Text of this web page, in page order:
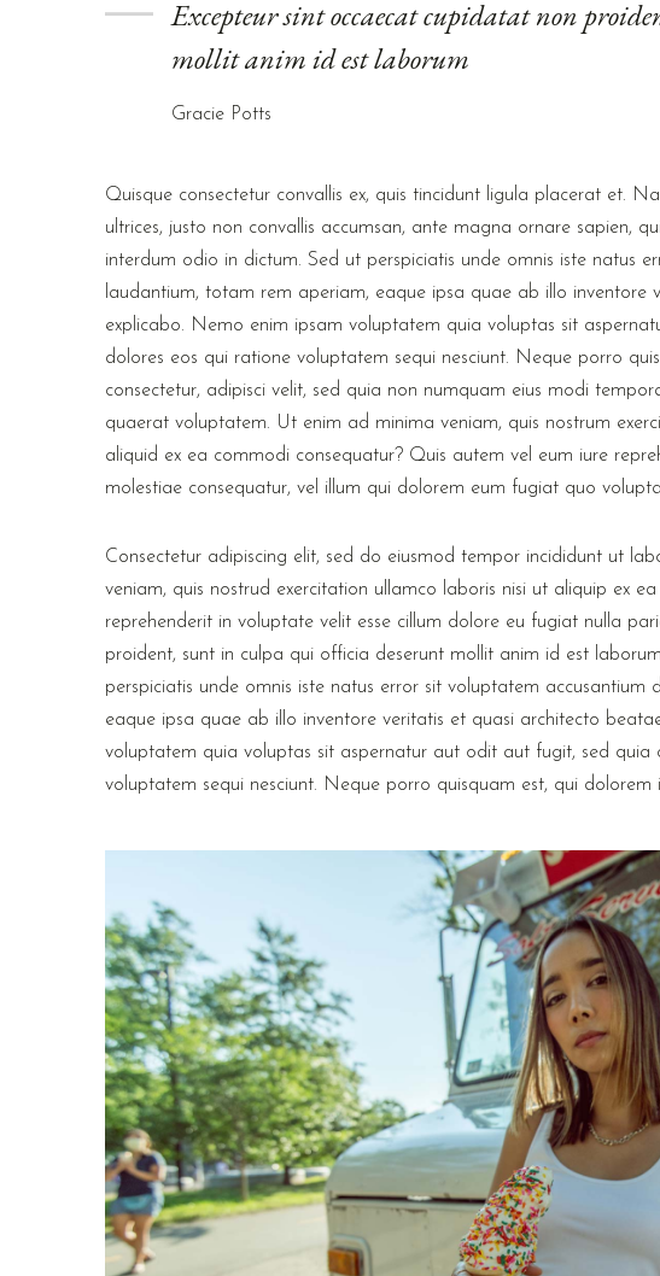
Excepteur sint occaecat cupidatat non
mollit anim id est laborum
Gracie Potts
Quisque consectetur convallis ex, quis tincidunt ligula placerat et.
ultrices, justo non convallis accumsan, ante magna ornare sapien,
interdum odio in dictum. Sed ut perspiciatis unde omnis iste natus
laudantium, totam rem aperiam, eaque ipsa quae ab illo
explicabo. Nemo enim ipsam voluptatem quia voluptas sit
dolores eos qui ratione voluptatem sequi nesciunt. Neque porro
consectetur, adipisci velit, sed quia non numquam eius modi
quaerat voluptatem. Ut enim ad minima veniam, quis nostrum
aliquid ex ea commodi consequatur? Quis autem vel eum iure
molestiae consequatur, vel illum qui dolorem eum fugiat quo
Consectetur adipiscing elit, sed do eiusmod tempor incididunt ut
veniam, quis nostrud exercitation ullamco laboris nisi ut aliquip ex
reprehenderit in voluptate velit esse cillum dolore eu fugiat nulla
proident, sunt in culpa qui officia deserunt mollit anim id est
perspiciatis unde omnis iste natus error sit voluptatem
eaque ipsa quae ab illo inventore veritatis et quasi architecto
voluptatem quia voluptas sit aspernatur aut odit aut fugit, sed quia
voluptatem sequi nesciunt. Neque porro quisquam est, qui dolorem